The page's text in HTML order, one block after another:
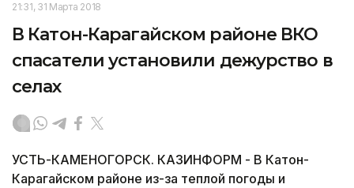
21:31, 31 Марта 2018
В Катон-Карагайском районе ВКО
спасатели установили дежурство в
селах
УСТЬ-КАМЕНОГОРСК. КАЗИНФОРМ - В Катон-
Карагайском районе из-за теплой погоды и